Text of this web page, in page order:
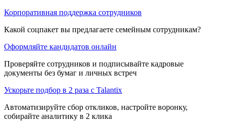
Корпоративная поддержка сотрудников
Какой соцпакет вы предлагаете семейным сотрудникам?
Оформляйте кандидатов онлайн
Проверяйте сотрудников и подписывайте кадровые
документы без бумаг и личных встреч
Ускорьте подбор в 2 раза с Talantix
Автоматизируйте сбор откликов, настройте воронку,
собирайте аналитику в 2 клика